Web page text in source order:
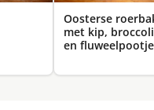
Oosterse
met kip, broccoli
en